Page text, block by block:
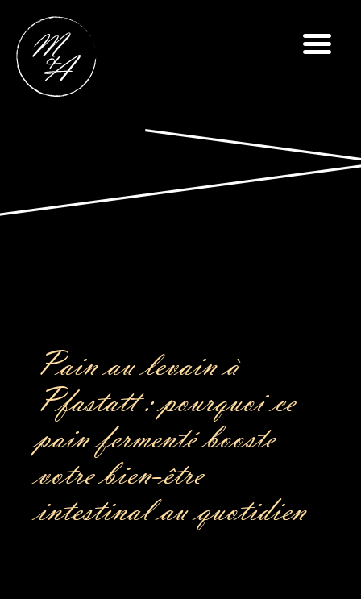
Pain au levain à
Pfastatt : pourquoi ce
pain fermenté booste
votre bien-être
intestinal au quotidien